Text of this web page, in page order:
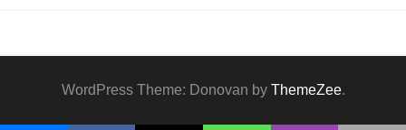
WordPress Theme: Donovan by ThemeZee.